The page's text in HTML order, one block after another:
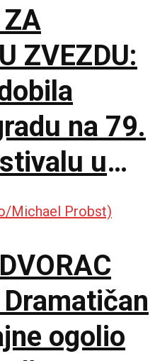
ZVEZDU:
na 79.
u
ogolio